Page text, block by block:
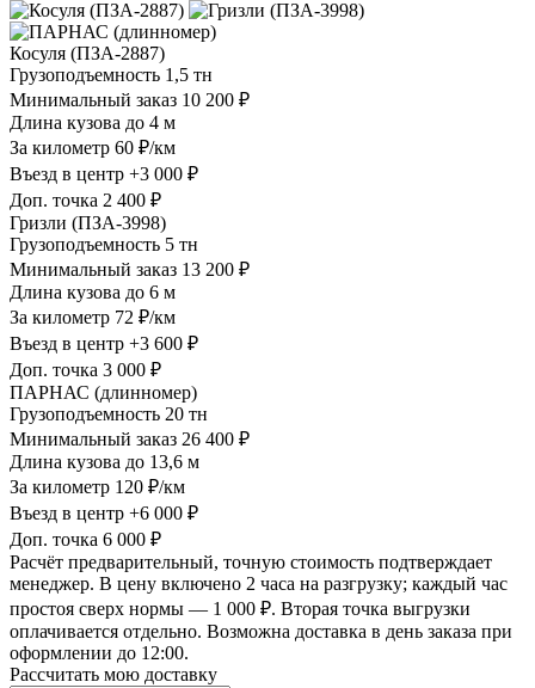
Косуля (ПЗА-2887)
Грузоподъемность 1,5 тн
Минимальный заказ 10 200 ₽
Длина кузова до 4 м
За километр 60 ₽/км
Въезд в центр +3 000 ₽
Доп. точка 2 400 ₽
Гризли (ПЗА-3998)
Грузоподъемность 5 тн
Минимальный заказ 13 200 ₽
Длина кузова до 6 м
За километр 72 ₽/км
Въезд в центр +3 600 ₽
Доп. точка 3 000 ₽
ПАРНАС (длинномер)
Грузоподъемность 20 тн
Минимальный заказ 26 400 ₽
Длина кузова до 13,6 м
За километр 120 ₽/км
Въезд в центр +6 000 ₽
Доп. точка 6 000 ₽
Расчёт предварительный, точную стоимость подтверждает
менеджер. В цену включено 2 часа на разгрузку; каждый час
простоя сверх нормы — 1 000 ₽. Вторая точка выгрузки
оплачивается отдельно. Возможна доставка в день заказа при
оформлении до 12:00.
Рассчитать мою доставку